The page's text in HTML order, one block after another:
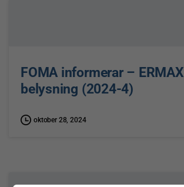
FOMA informerar – ERMAX
belysning (2024-4)
oktober 28, 2024